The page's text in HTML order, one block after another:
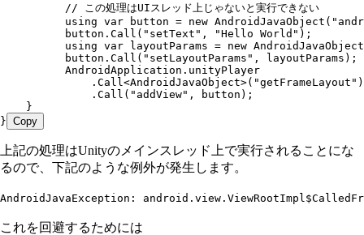
          // この処理はUIスレッド上じゃないと実行できない
          using
var button = new AndroidJavaObject ( "
          button
. Call ( " setText " , "Hello World " );
          using
var layoutParams = new AndroidJavaObject
          button
. Call ( " setLayoutParams " ,
layoutParams);
          AndroidApplication
. unityPlayer
              .
Call <AndroidJavaObject>( "getFrameLayout " )
              .
Call ( " addView" ,
button);
    }
} Copy
上記の処理はUnityのメインスレッド上で実行されることにな
るので、下記のような例外が発生します。
AndroidJavaException:
これを回避するためには